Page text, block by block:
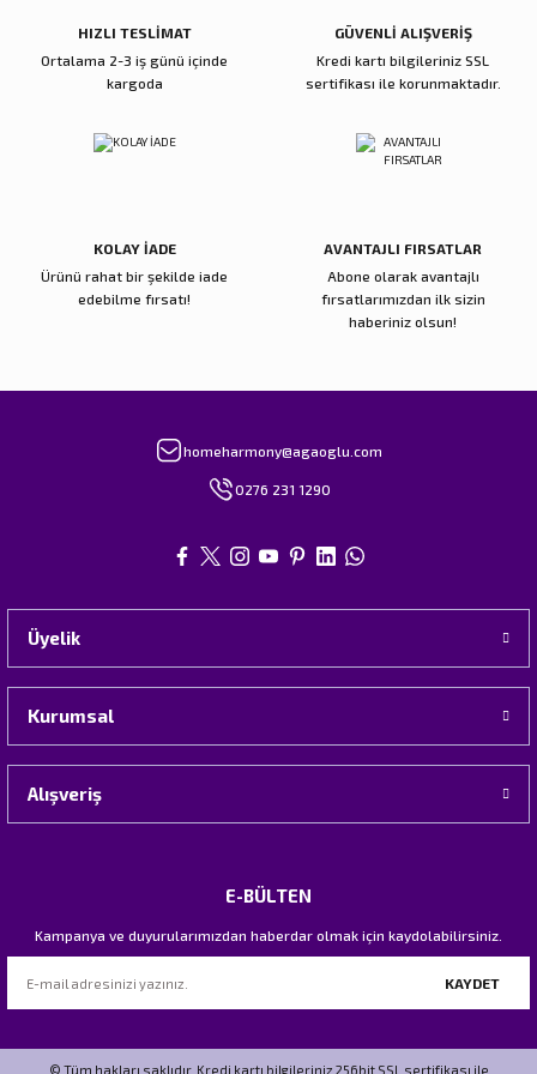
HIZLI TESLİMAT
Ortalama 2-3 iş günü içinde
kargoda
GÜVENLİ ALIŞVERİŞ
Kredi kartı bilgileriniz SSL
sertifikası ile korunmaktadır.
KOLAY İADE
Ürünü rahat bir şekilde iade
edebilme fırsatı!
AVANTAJLI FIRSATLAR
Abone olarak avantajlı
fırsatlarımızdan ilk sizin
haberiniz olsun!
homeharmony@agaoglu.com
0276 231 1290
Üyelik
Kurumsal
Alışveriş
E-BÜLTEN
Kampanya ve duyurularımızdan haberdar olmak için kaydolabilirsiniz.
KAYDET
© Tüm hakları saklıdır. Kredi kartı bilgileriniz 256bit SSL sertifikası ile